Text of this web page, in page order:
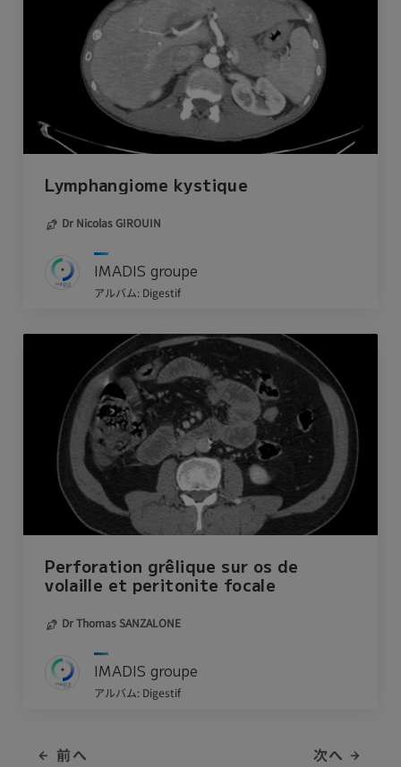
Lymphangiome kystique
Dr Nicolas GIROUIN
IMADIS groupe
アルバム: Digestif
Perforation grêlique sur os de
volaille et peritonite focale
Dr Thomas SANZALONE
IMADIS groupe
アルバム: Digestif
前へ 次へ